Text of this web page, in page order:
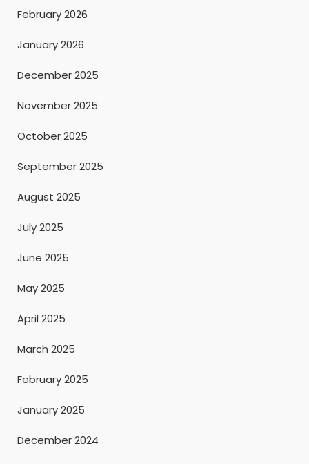
February 2026
January 2026
December 2025
November 2025
October 2025
September 2025
August 2025
July 2025
June 2025
May 2025
April 2025
March 2025
February 2025
January 2025
December 2024